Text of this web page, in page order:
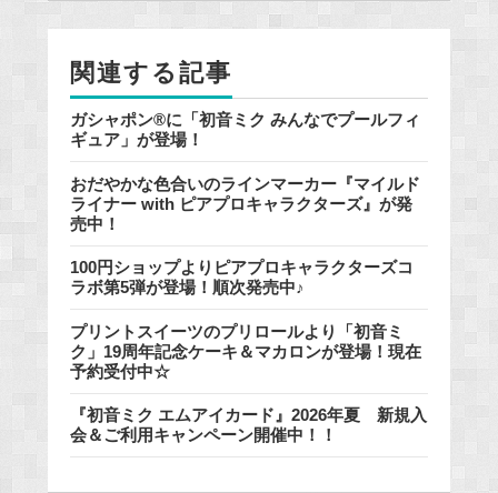
o
k
関連する記事
ガシャポン®に「初音ミク みんなでプールフィ
ギュア」が登場！
おだやかな色合いのラインマーカー『マイルド
ライナー with ピアプロキャラクターズ』が発
売中！
100円ショップよりピアプロキャラクターズコ
ラボ第5弾が登場！順次発売中♪
プリントスイーツのプリロールより「初音ミ
ク」19周年記念ケーキ＆マカロンが登場！現在
予約受付中☆
『初音ミク エムアイカード』2026年夏 新規入
会＆ご利用キャンペーン開催中！！